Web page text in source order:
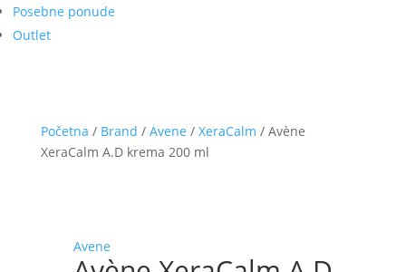
Posebne ponude
Outlet
Početna / Brand / Avene / XeraCalm / Avène
XeraCalm A.D krema 200 ml
Avene